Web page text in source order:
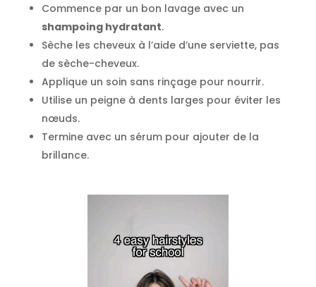
Commence par un bon lavage avec un
shampoing hydratant.
Sèche les cheveux à l’aide d’une serviette, pas
de sèche-cheveux.
Applique un soin sans rinçage pour nourrir.
Utilise un peigne à dents larges pour éviter les
nœuds.
Termine avec un sérum pour ajouter de la
brillance.